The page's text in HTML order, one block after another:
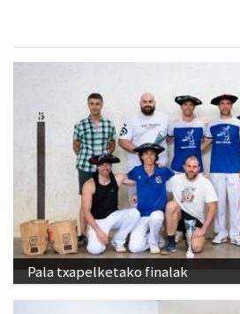
Pala txapelketako finalak